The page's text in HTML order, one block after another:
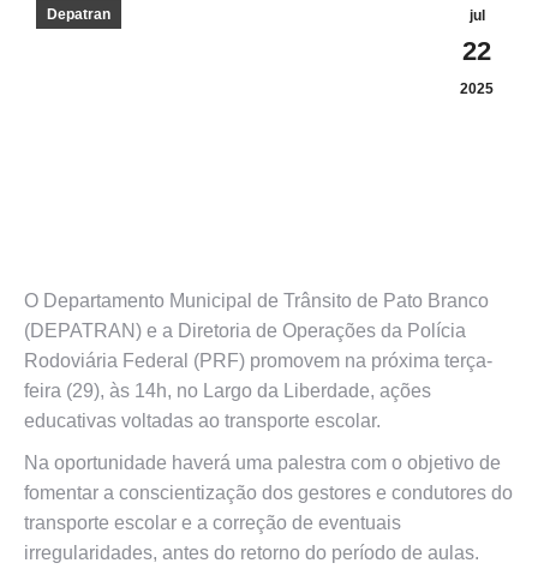
jul
22
2025
Depatran
O Departamento Municipal de Trânsito de Pato Branco
(DEPATRAN) e a Diretoria de Operações da Polícia
Rodoviária Federal (PRF) promovem na próxima terça-
feira (29), às 14h, no Largo da Liberdade, ações
educativas voltadas ao transporte escolar.
Na oportunidade haverá uma palestra com o objetivo de
fomentar a conscientização dos gestores e condutores do
transporte escolar e a correção de eventuais
irregularidades, antes do retorno do período de aulas.